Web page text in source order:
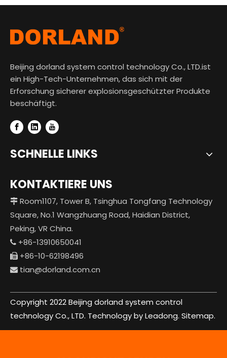
Beijing dorland system control technology Co., LTD.ist
ein High-Tech-Unternehmen, das sich mit der
Erforschung sicherer explosionsgeschützter Produkte
beschäftigt.
SCHNELLE LINKS
KONTAKTIERE UNS
 Room1107, Tower B, Tsinghua Tongfang Technology
Square, No.1 Wangzhuang Road, Haidian District,
Peking, VR China.
 +86-13910650041
 +86-10-62198496
 tian@dorland.com.cn
Copyright 2022 Beijing dorland system control
technology Co., LTD. Technology by Leadong. Sitemap.